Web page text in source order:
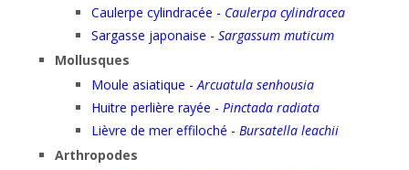
Caulerpe cylindracée - Caulerpa cylindracea
Sargasse japonaise - Sargassum muticum
Mollusques
Moule asiatique -Arcuatula senhousia
Huitre perlière rayée - Pinctada radiata
Lièvre de mer effiloché - Bursatella leachii
Arthropodes